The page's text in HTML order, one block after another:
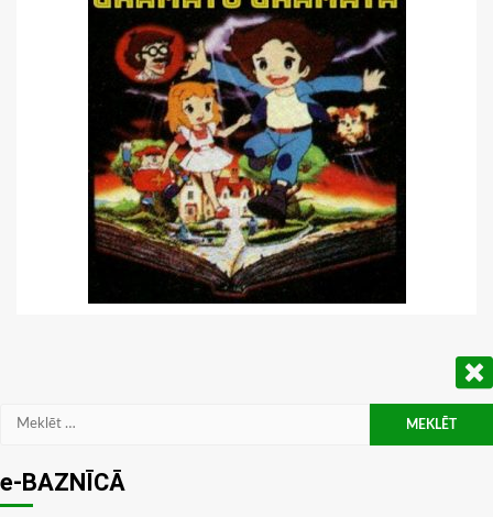
Meklēt:
e-BAZNĪCĀ